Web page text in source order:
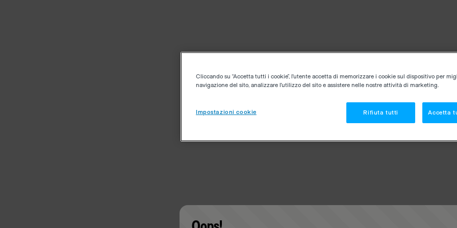
Cliccando su “Accetta tutti i cookie”, l'utente accetta di memorizzare i cookie sul dispositivo per
navigazione del sito, analizzare l'utilizzo del sito e assistere nelle nostre attività di marketing.
Impostazioni cookie Rifiuta tutti Accetta